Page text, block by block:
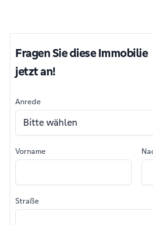
Fragen Sie diese Immobilie
jetzt an!
Anrede
Vorname
Straße